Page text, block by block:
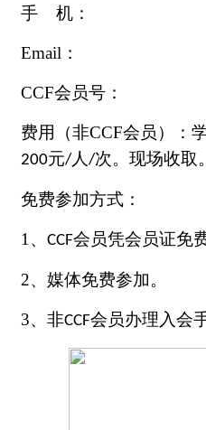
手 机：
Email ：
CCF会员号：
费用（非CCF会员）：
200元/人 /次。现场收取。
免费参加方式：
1 、 CCF会员凭会员证免
2、媒体免费参加。
3、非CCF会员办理入会